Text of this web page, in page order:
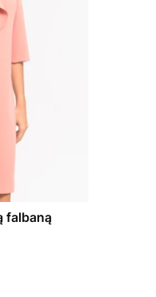
falbaną